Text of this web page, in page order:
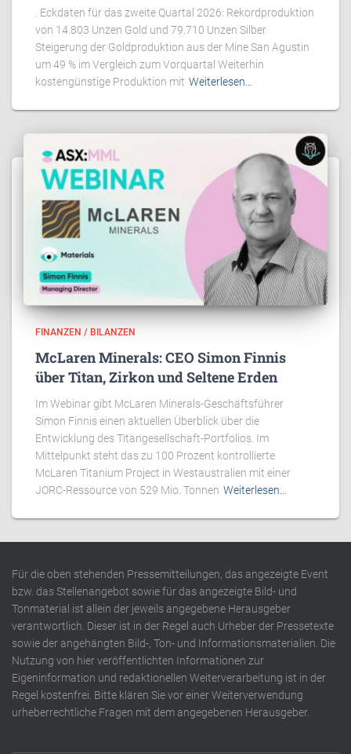
. Eckdaten für das zweite Quartal 2026: Rekordproduktion
von 14.803 Unzen Gold und 79.710 Unzen Silber
Steigerung der Goldproduktion aus der Mine San Agustin
um 49 % im Vergleich zum Vorquartal Weiterhin
kostengünstige Produktion mit Weiterlesen…
FINANZEN / BILANZEN
McLaren Minerals: CEO Simon Finnis
über Titan, Zirkon und Seltene Erden
Im Webinar gibt McLaren Minerals-Geschäftsführer
Simon Finnis einen aktuellen Überblick über die
Entwicklung des Titangesellschaft-Portfolios. Im
Mittelpunkt steht das zu 100 Prozent kontrollierte
McLaren Titanium Project in Westaustralien mit einer
JORC-Ressource von 529 Mio. Tonnen Weiterlesen…
Für die oben stehenden Pressemitteilungen, das angezeigte Event
bzw. das Stellenangebot sowie für das angezeigte Bild- und
Tonmaterial ist allein der jeweils angegebene Herausgeber
verantwortlich. Dieser ist in der Regel auch Urheber der Pressetexte
sowie der angehängten Bild-, Ton- und Informationsmaterialien. Die
Nutzung von hier veröffentlichten Informationen zur
Eigeninformation und redaktionellen Weiterverarbeitung ist in der
Regel kostenfrei. Bitte klären Sie vor einer Weiterverwendung
urheberrechtliche Fragen mit dem angegebenen Herausgeber.